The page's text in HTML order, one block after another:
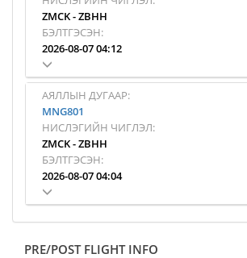
ZMCK-ZBHH
БЭЛТГЭСЭН:
2026-08-07 04:12
АЯЛЛЫН ДУГААР:
MNG801
НИСЛЭГИЙН ЧИГЛЭЛ:
ZMCK-ZBHH
БЭЛТГЭСЭН:
2026-08-07 04:04
PRE/POST FLIGHT INFO